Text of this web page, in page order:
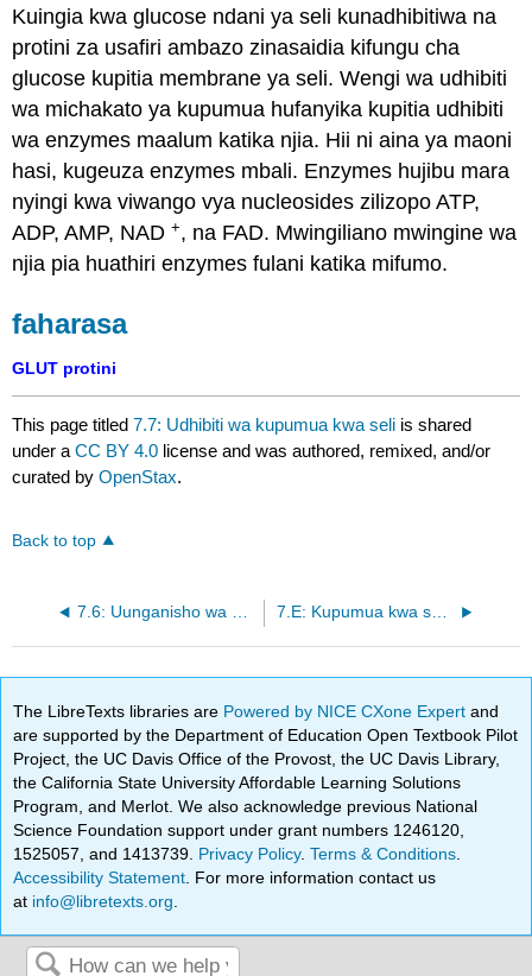
Kuingia kwa glucose ndani ya seli kunadhibitiwa na
protini za usafiri ambazo zinasaidia kifungu cha
glucose kupitia membrane ya seli. Wengi wa udhibiti
wa michakato ya kupumua hufanyika kupitia udhibiti
wa enzymes maalum katika njia. Hii ni aina ya maoni
hasi, kugeuza enzymes mbali. Enzymes hujibu mara
nyingi kwa viwango vya nucleosides zilizopo ATP,
ADP, AMP, NAD+, na FAD. Mwingiliano mwingine wa
njia pia huathiri enzymes fulani katika mifumo.
faharasa
GLUT protini
This page titled7.7: Udhibiti wa kupumua kwa seli is shared
under aCC BY 4.0 license and was authored, remixed, and/or
curated byOpenStax.
Back to top
7.6: Uunganisho wa Wanga, Protini, na Njia za Metabolic za Lipid 7.E: Kupumua kwa seli (Mazoezi)
The LibreTexts libraries are Powered by NICE CXone Expertand
are supported by the Department of Education Open Textbook Pilot
Project, the UC Davis Office of the Provost, the UC Davis Library,
the California State University Affordable Learning Solutions
Program, and Merlot. We also acknowledge previous National
Science Foundation support under grant numbers 1246120,
1525057, and 1413739. Privacy Policy.Terms & Conditions
Accessibility Statement . For more information contact us
at info@libretexts.org